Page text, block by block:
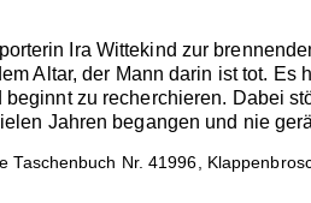
Ira Wittekind zur
Altar, der Mann darin ist tot.
zu recherchieren. Dabei
Jahren begangen und nie
Taschenbuch Nr. 41996,